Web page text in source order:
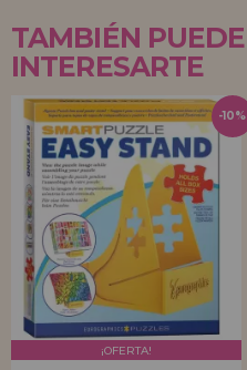
TAMBIÉN PUEDE
INTERESARTE
¡OFERTA!
-10%